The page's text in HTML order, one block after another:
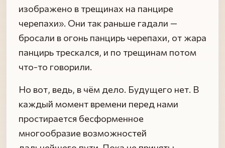
изображено в трещинах на панцире
черепахи». Они так раньше гадали —
бросали в огонь панцирь черепахи, от жара
панцирь трескался, и по трещинам потом
что-то говорили.
Но вот, ведь, в чём дело. Будущего нет. В
каждый момент времени перед нами
простирается бесформенное
многообразие возможностей